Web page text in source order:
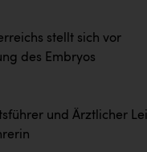
stellt sich vor
des Embryos
und Ärztlicher